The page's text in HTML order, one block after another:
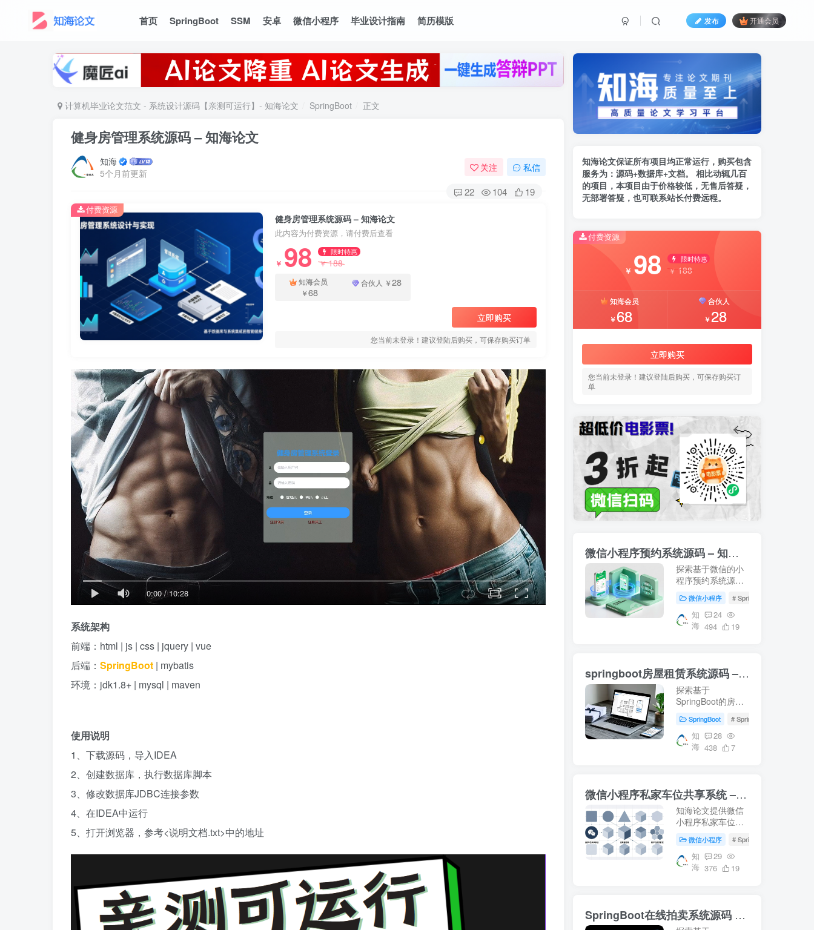
首页 SpringBoot SSM 安卓 微信小程序 毕业设计指南 简历模版 发布 开通会员
计算机毕业论文范文 - 系统设计源码【亲测可运行】- 知海论文 SpringBoot 正文
健身房管理系统源码 – 知海论文
知海
5个月前更新
关注 私信
22 104 19
健身房管理系统源码 – 知海论文
此内容为付费资源，请付费后查看
￥ 98 限时特惠
￥188
知海会员
￥68
合伙人 ￥28
立即购买
您当前未登录！建议登陆后购买，可保存购买订单
付费资源
0:00/10:28
系统架构
前端：html | js | css | jquery | vue
后端： SpringBoot | mybatis
环境：jdk1.8+ | mysql | maven
使用说明
1、下载源码，导入IDEA
2、创建数据库，执行数据库脚本
3、修改数据库JDBC连接参数
4、在IDEA中运行
5、打开浏览器，参考<说明文档.txt>中的地址
知海论文保证所有项目均正常运行，购买包含
服务为： 源码+数据库+文档。 相比动辄几百
的项目，本项目由于价格较低，无售后答疑，
无部署答疑，也可联系站长付费远程。
付费资源
￥ 98 限时特惠
￥ 188
知海会员
￥68
合伙人
￥28
立即购买
您当前未登录！建议登陆后购买，可保存购买订
单
微信小程序预约系统源码 – 知海论文
探索基于微信的小
程序预约系统源
码，涵盖前端Vue
与后端SpringBoot
技术栈。适用于音
乐教室管理及高校
你的毕业设计项
目！- 知海论文
微信小程序 # SpringBoot
知
海
24
494
19
springboot房屋租赁系统源码 – 知海论文
探索基于
SpringBoot的房屋
合Vue前端技术，
提供从数据库配置
到系统运行的完整
【知海论文】
SpringBoot # SpringBoot
知
海
28
438
7
微信小程序私家车位共享系统 – 知海论文
知海论文提供微信
小程序私家车位共
方案，包括
SpringBoot后端、
Vue前端及MySQL
下载和部署教程。
微信小程序 # SpringBoot
知
海
29
376
19
SpringBoot在线拍卖系统源码 – 知海论文